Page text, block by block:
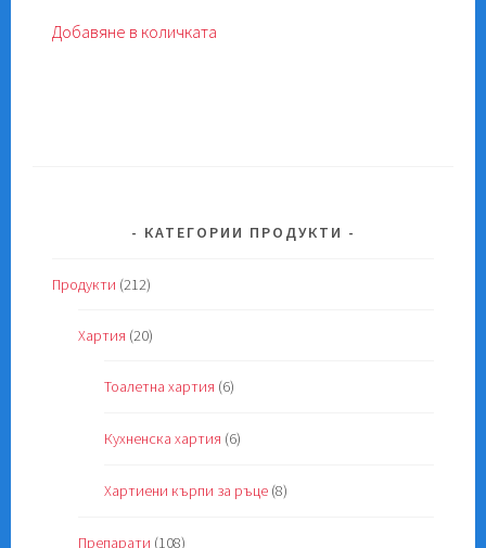
Добавяне в количката
КАТЕГОРИИ ПРОДУКТИ
Продукти (212)
Хартия (20)
Тоалетна хартия (6)
Кухненска хартия (6)
Хартиени кърпи за ръце (8)
Препарати (108)